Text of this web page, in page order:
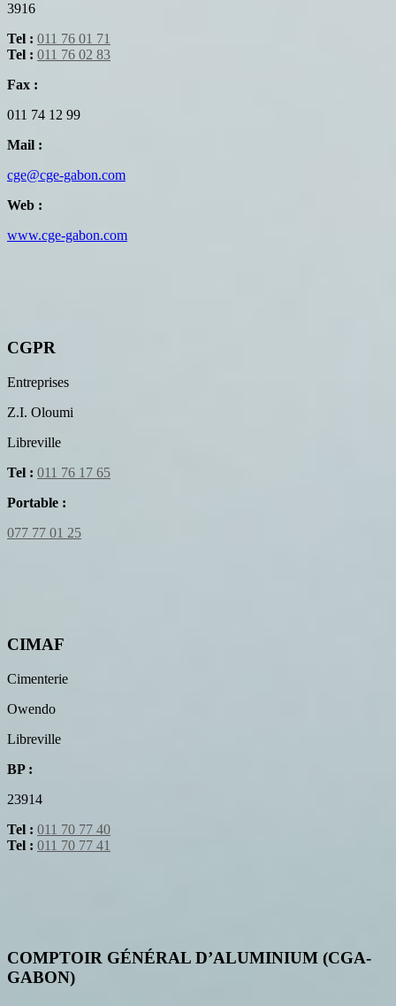
3916
Tel : 011 76 01 71
Tel : 011 76 02 83
Fax :
011 74 12 99
Mail :
cge@cge-gabon.com
Web :
www.cge-gabon.com
CGPR
Entreprises
Z.I. Oloumi
Libreville
Tel : 011 76 17 65
Portable :
077 77 01 25
CIMAF
Cimenterie
Owendo
Libreville
BP :
23914
Tel : 011 70 77 40
Tel : 011 70 77 41
COMPTOIR GÉNÉRAL D’ALUMINIUM (CGA-
GABON)